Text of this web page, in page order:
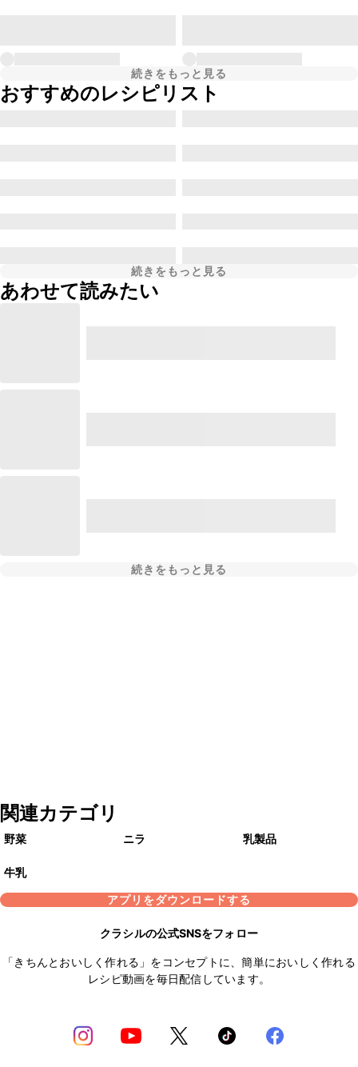
続きをもっと見る
おすすめのレシピリスト
続きをもっと見る
あわせて読みたい
続きをもっと見る
関連カテゴリ
野菜 ニラ 乳製品
牛乳
アプリをダウンロードする
クラシルの公式SNSをフォロー
「きちんとおいしく作れる」をコンセプトに、簡単においしく作れる
レシピ動画を毎日配信しています。